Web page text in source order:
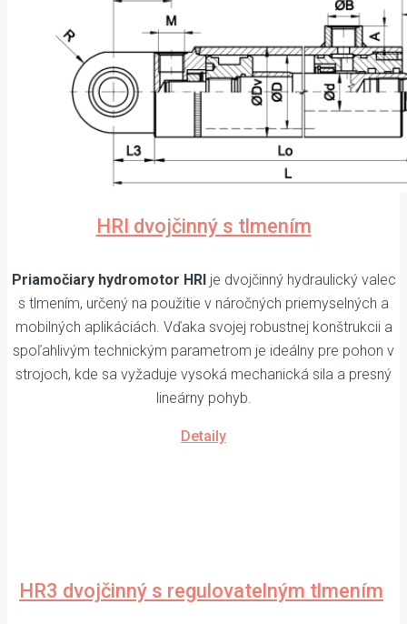
HRI dvojčinný s tlmením
Priamočiary hydromotor HRIje dvojčinný hydraulický valec
s tlmením, určený na použitie v náročných priemyselných a
mobilných aplikáciách. Vďaka svojej robustnej konštrukcii a
spoľahlivým technickým parametrom je ideálny pre pohon v
strojoch, kde sa vyžaduje vysoká mechanická sila a presný
lineárny pohyb.
Detaily
HR3 dvojčinný s regulovatelným tlmením